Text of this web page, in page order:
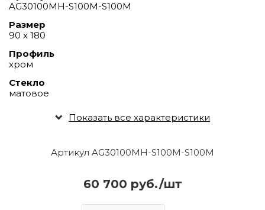
Артикул AG30100MH-S100M-S100M
60 700 руб./шт
AG30100MH-S100M-S100M
Размер
90 х 180
Профиль
хром
Стекло
матовое
Показать все характеристики